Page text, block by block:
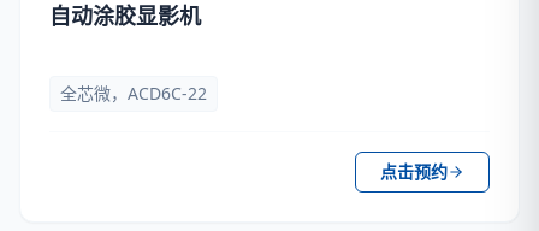
自动涂胶显影机
全芯微，ACD6C-22
点击预约